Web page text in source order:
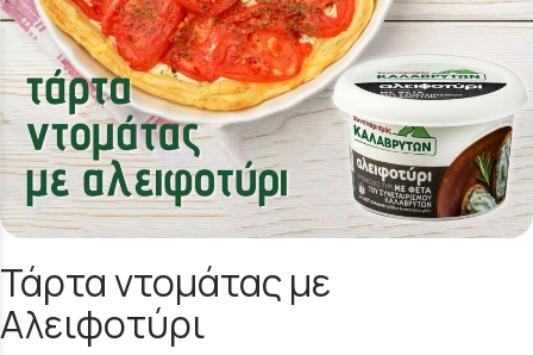
Τάρτα ντομάτας με
Αλειφοτύρι